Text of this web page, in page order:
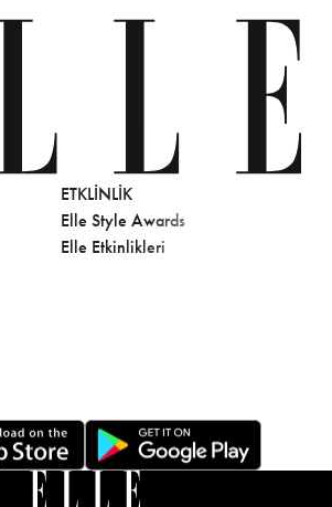
ETKLINLIK
Elle Style Awards
Elle Etkinlikleri